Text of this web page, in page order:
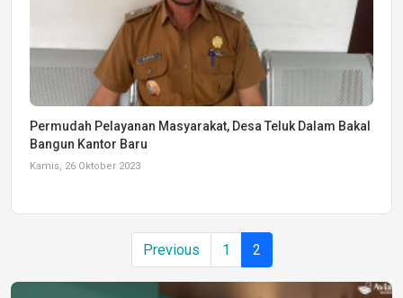
Permudah Pelayanan Masyarakat, Desa Teluk Dalam Bakal
Bangun Kantor Baru
Kamis, 26 Oktober 2023
Previous 1 2